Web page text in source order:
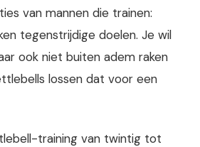
van mannen die trainen:
tegenstrijdige doelen. Je wil
ook niet buiten adem raken
lossen dat voor een
training van twintig tot